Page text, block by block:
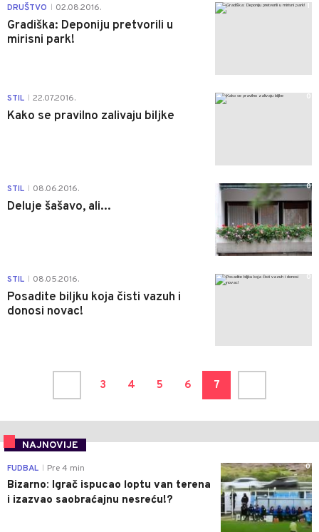
DRUŠTVO 02.08.2016.
Gradiška: Deponiju pretvorili u
mirisni park!
1
STIL 22.07.2016.
Kako se pravilno zalivaju biljke
0
STIL 08.06.2016.
Deluje šašavo, ali...
0
STIL 08.05.2016.
Posadite biljku koja čisti vazuh i
donosi novac!
0
3 4 5 6 7
NAJNOVIJE
0
FUDBAL Pre 4 min
Bizarno: Igrač ispucao loptu van terena
i izazvao saobraćajnu nesreću!?